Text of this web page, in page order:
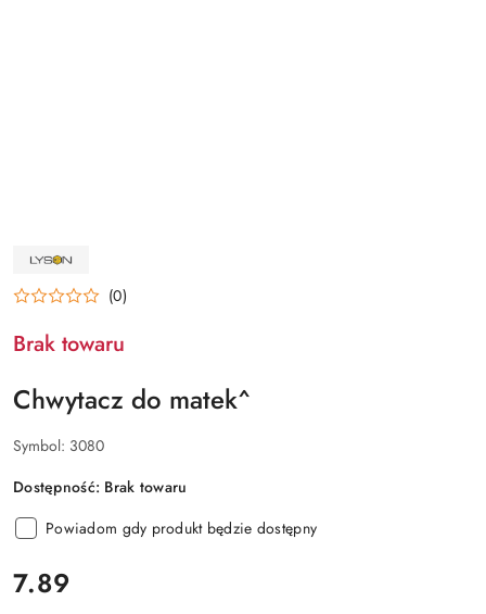
NAZWA
PRODUCENTA:
ŁYSOŃ
(0)
Brak towaru
Chwytacz do matek^
Symbol: 3080
Dostępność: Brak towaru
Powiadom gdy produkt będzie dostępny
cena:
7.89